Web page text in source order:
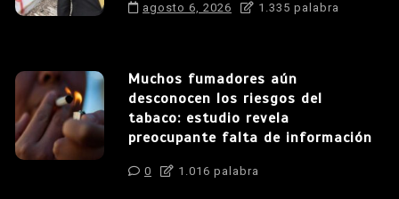
agosto 6, 2026 1.335 palabra
Muchos fumadores aún
desconocen los riesgos del
tabaco: estudio revela
preocupante falta de información
0 1.016 palabra